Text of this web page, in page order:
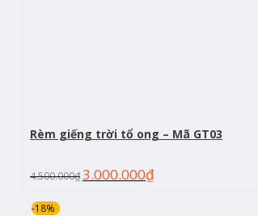
Rèm giếng trời tổ ong – Mã GT03
4.500.000₫3.000.000₫
-18%